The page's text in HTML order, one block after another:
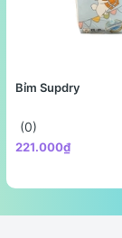
Bỉm Supdry
(0)
221.000₫